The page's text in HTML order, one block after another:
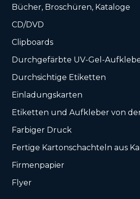
Bücher, Broschüren, Kataloge
CD/DVD
Clipboards
Durchgefärbte UV-Gel-
Durchsichtige Etiketten
Einladungskarten
Etiketten und Aufkleber von
Farbiger Druck
Fertige Kartonschachteln aus
Firmenpapier
Flyer